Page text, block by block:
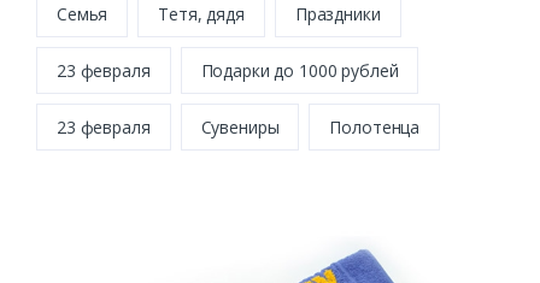
Семья Тетя, дядя Праздники
23 февраля Подарки до 1000 рублей
23 февраля Сувениры Полотенца